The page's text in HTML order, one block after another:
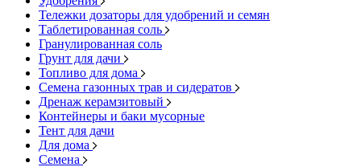
Тележки дозаторы для удобрений и семян
Таблетированная соль
Гранулированная соль
Грунт для дачи
Топливо для дома
Семена газонных трав и сидератов
Дренаж керамзитовый
Контейнеры и баки мусорные
Тент для дачи
Для дома
Семена